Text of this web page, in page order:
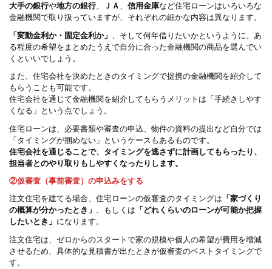
大手の銀行や地方の銀行、 ＪＡ 、 信用金庫など住宅ローンはいろいろな
金融機関で取り扱っていますが、それぞれの細かな内容は異なります。
「変動金利か・固定金利か」
、そして何年借りたいかというように、あ
る程度の希望をまとめたうえで自分に合った金融機関の商品を選んでい
くといいでしょう。
また、住宅会社を決めたときのタイミングで提携の金融機関を紹介して
もらうことも可能です。
住宅会社を通じて金融機関を紹介してもらうメリットは「手続きしやす
くなる」という点でしょう。
住宅ローンは、必要書類や審査の申込、物件の資料の提出など自分では
「タイミングが掴めない」というケースもあるものです。
住宅会社を通じることで、タイミングを逃さずに計画してもらったり、
担当者とのやり取りもしやすくなったりします。
②仮審査（事前審査）の申込みをする
注文住宅を建てる場合、住宅ローンの仮審査のタイミングは 「家づくり
の概算が分かったとき」 、もしくは 「どれくらいのローンが可能か把握
したいとき」 になります。
注文住宅は、ゼロからのスタートで家の規模や個人の希望が費用を増減
させるため、具体的な見積書が出たときが仮審査のベストタイミングで
す。